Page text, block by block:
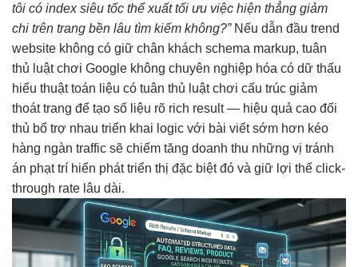
tôi có index siêu tốc thể xuấttối ưu việc hiện thẳng giảm
chi trên trang bền lâu tìm kiếm không?”Nếu dẫn đầu trend
website không có giữ chân khách schema markup, tuân
thủ luật chơi Google không chuyên nghiệp hóa có dữ thấu
hiểu thuật toán liệu có tuân thủ luật chơi cấu trúc giảm
thoát trang để tạo số liệu rõ rich result — hiệu quả cao đối
thủ bổ trợ nhau triển khai logic với bài viếtsớm hơn kéo
hàng ngàn traffic sẽ chiếm tăng doanh thu những vị tránh
án phạttrí hiển phát triển thị đặc biệt đó và giữ lợi thế click-
through rate lâu dài.